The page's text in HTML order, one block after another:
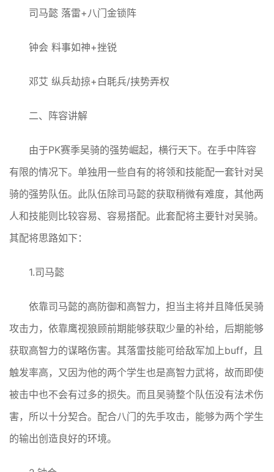
司马懿 落雷+八门金锁阵
钟会 料事如神+挫锐
邓艾 纵兵劫掠+白毦兵/挟势弄权
二、阵容讲解
由于PK赛季吴骑的强势崛起，横行天下。在手中阵容
有限的情况下。单独用一些自有的将领和技能配一套针对吴
骑的强势队伍。此队伍除司马懿的获取稍微有难度，其他两
人和技能则比较容易、容易搭配。此套配将主要针对吴骑。
其配将思路如下：
1.司马懿
依靠司马懿的高防御和高智力，担当主将并且降低吴骑
攻击力，依靠鹰视狼顾前期能够获取少量的补给，后期能够
获取高智力的谋略伤害。其落雷技能可给敌军加上buff，且
触发率高，又因为他的两个学生也是高智力武将，故而即使
被击中也不会有过多的损失。而且吴骑整个队伍没有法术伤
害，所以十分契合。配合八门的先手攻击，能够为两个学生
的输出创造良好的环境。